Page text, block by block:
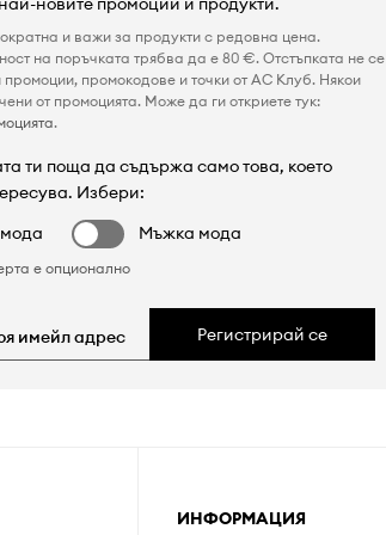
и важи за продукти с редовна цена.
на поръчката трябва да е 80 €. Отстъпката не се
промокодове и точки от AC Клуб. Някои
от промоцията. Може да ги откриете тук:
.
ти поща да съдържа само това, което
Избери:
Мъжка мода
е опционално
Регистрирай се
ИНФОРМАЦИЯ